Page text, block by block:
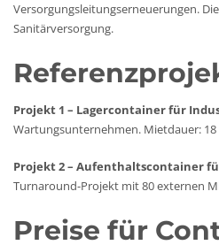
Versorgungsleitungserneuerungen.
Sanitärversorgung.
Projekt 1 – Lagercontainer für
Wartungsunternehmen. Mietdauer:
Projekt 2 – Aufenthaltscontainer
Turnaround-Projekt mit 80 externen
Preise für